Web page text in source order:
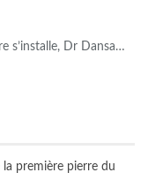
s’installe, Dr Dansa…
la première pierre du